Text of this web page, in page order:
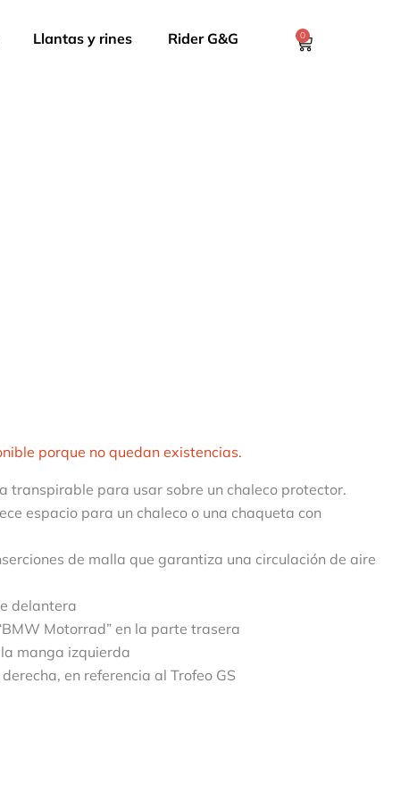
Llantas y rines Rider G&G 0
porque no quedan existencias.
transpirable para usar sobre un chaleco protector.
espacio para un chaleco o una chaqueta con
de malla que garantiza una circulación de aire
delantera
Motorrad” en la parte trasera
la manga izquierda
en referencia al Trofeo GS